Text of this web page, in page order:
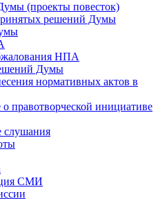
(проекты повесток)
решений Думы
НПА
Думы
нормативных актов в
правотворческой инициативе
СМИ